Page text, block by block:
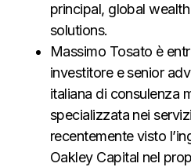
principal, global
solutions.
Massimo Tosato è
investitore e senior
italiana di consulenza
specializzata nei
recentemente visto
Oakley Capital nel